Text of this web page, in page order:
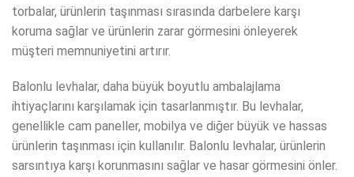
torbalar, ürünlerin taşınması sırasında darbelere karşı
koruma sağlar ve ürünlerin zarar görmesini önleyerek
müşteri memnuniyetini artırır.
Balonlu levhalar, daha büyük boyutlu ambalajlama
ihtiyaçlarını karşılamak için tasarlanmıştır. Bu levhalar,
genellikle cam paneller, mobilya ve diğer büyük ve hassas
ürünlerin taşınması için kullanılır. Balonlu levhalar, ürünlerin
sarsıntıya karşı korunmasını sağlar ve hasar görmesini önler.